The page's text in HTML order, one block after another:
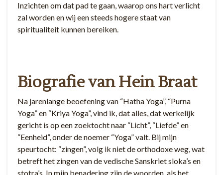
Inzichten om dat pad te gaan, waarop ons hart verlicht
zal worden en wij een steeds hogere staat van
spiritualiteit kunnen bereiken.
Biografie van Hein Braat
Na jarenlange beoefening van “Hatha Yoga”, “Purna
Yoga” en “Kriya Yoga”, vind ik, dat alles, dat werkelijk
gericht is op een zoektocht naar “Licht”, “Liefde” en
“Eenheid”, onder de noemer “Yoga” valt. Bij mijn
speurtocht: “zingen”, volg ik niet de orthodoxe weg, wat
betreft het zingen van de vedische Sanskriet sloka’s en
stotra’s. In mijn benadering zijn de woorden, als het